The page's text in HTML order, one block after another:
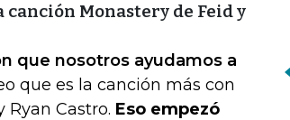
canción Monastery de Feid y
que nosotros ayudamos a
que es la canción más con
Castro. Eso empezó